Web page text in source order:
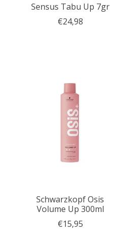
Sensus Tabu Up 7gr
€24,98
Schwarzkopf Osis
Volume Up 300ml
€15,95